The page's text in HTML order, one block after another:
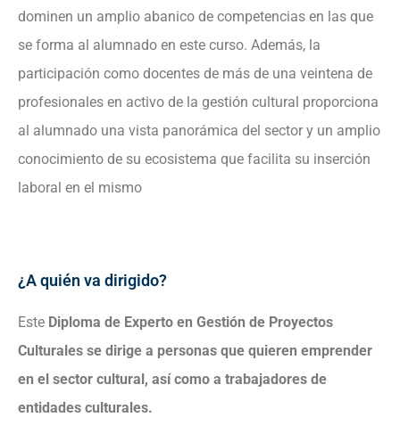
dominen un amplio abanico de competencias en las que
se forma al alumnado en este curso. Además, la
participación como docentes de más de una veintena de
profesionales en activo de la gestión cultural proporciona
al alumnado una vista panorámica del sector y un amplio
conocimiento de su ecosistema que facilita su inserción
laboral en el mismo
¿A quién va dirigido?
Este Diploma de Experto en Gestión de Proyectos
Culturales se dirige a personas que quieren emprender
en el sector cultural, así como a trabajadores de
entidades culturales.